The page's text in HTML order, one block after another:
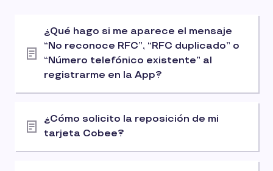
¿Qué hago si me aparece el mensaje
“No reconoce RFC”, “RFC duplicado” o
“Número telefónico existente” al
registrarme en la App?
¿Cómo solicito la reposición de mi
tarjeta Cobee?